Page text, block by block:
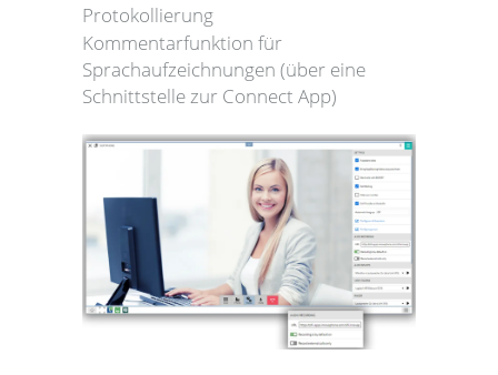
Protokollierung
Kommentarfunktion für
Sprachaufzeichnungen (über eine
Schnittstelle zur Connect App)